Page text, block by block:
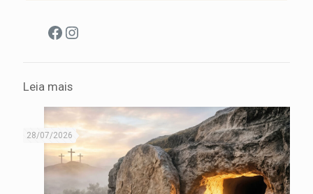
Facebook
Instagram
Leia mais
28/07/2026